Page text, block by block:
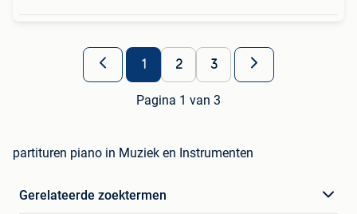
1 2 3
Pagina 1 van 3
partituren piano in Muziek en Instrumenten
Gerelateerde zoektermen